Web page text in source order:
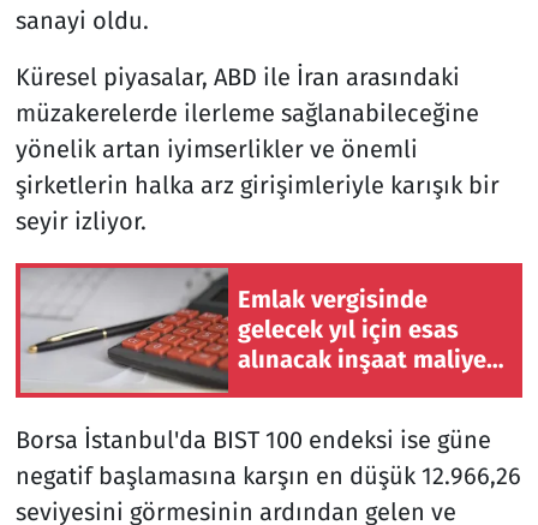
sanayi oldu.
Küresel piyasalar, ABD ile İran arasındaki
müzakerelerde ilerleme sağlanabileceğine
yönelik artan iyimserlikler ve önemli
şirketlerin halka arz girişimleriyle karışık bir
seyir izliyor.
Emlak vergisinde
gelecek yıl için esas
alınacak inşaat maliyet
Borsa İstanbul'da BIST 100 endeksi ise güne
negatif başlamasına karşın en düşük 12.966,26
seviyesini görmesinin ardından gelen ve